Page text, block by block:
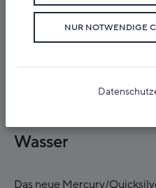
1st Mate für mehr
Wasser
Das neue Mercury/
NUR NOTWENDIGE